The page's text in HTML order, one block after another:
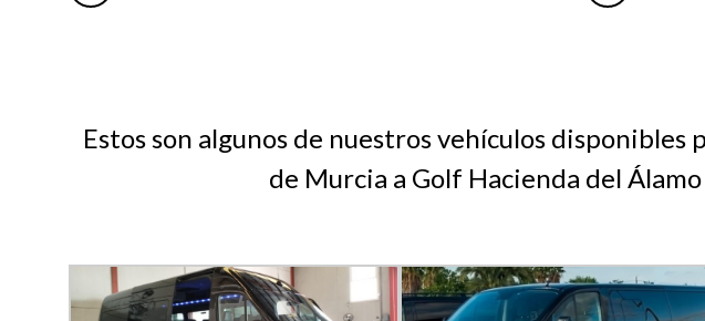
Estos son algunos de nuestros vehículos
de Murcia a Golf Hacienda del